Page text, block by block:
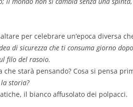
per celebrare un’epoca diversa
di sicurezza che ti consuma giorno
filo del rasoio.
che starà pensando? Cosa si pensa
la storia?
il bianco affusolato dei polpacci.